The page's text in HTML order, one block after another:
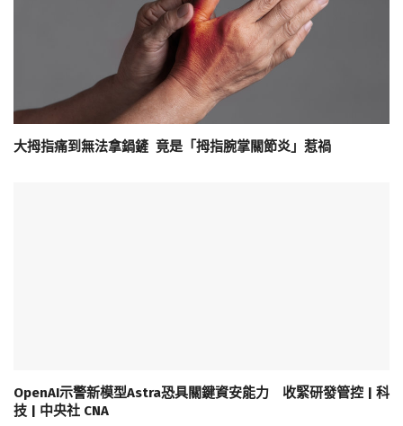
大拇指痛到無法拿鍋鏟 竟是「拇指腕掌關節炎」惹禍
OpenAI示警新模型Astra恐具關鍵資安能力 收緊研發管控 | 科
技 | 中央社 CNA